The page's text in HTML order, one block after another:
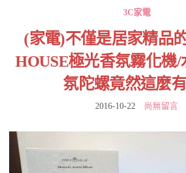
3C家電
(家電)不僅是居家精品
HOUSE極光香氛霧化機
氛陀螺竟然這麼
2016-10-22 尚無留言